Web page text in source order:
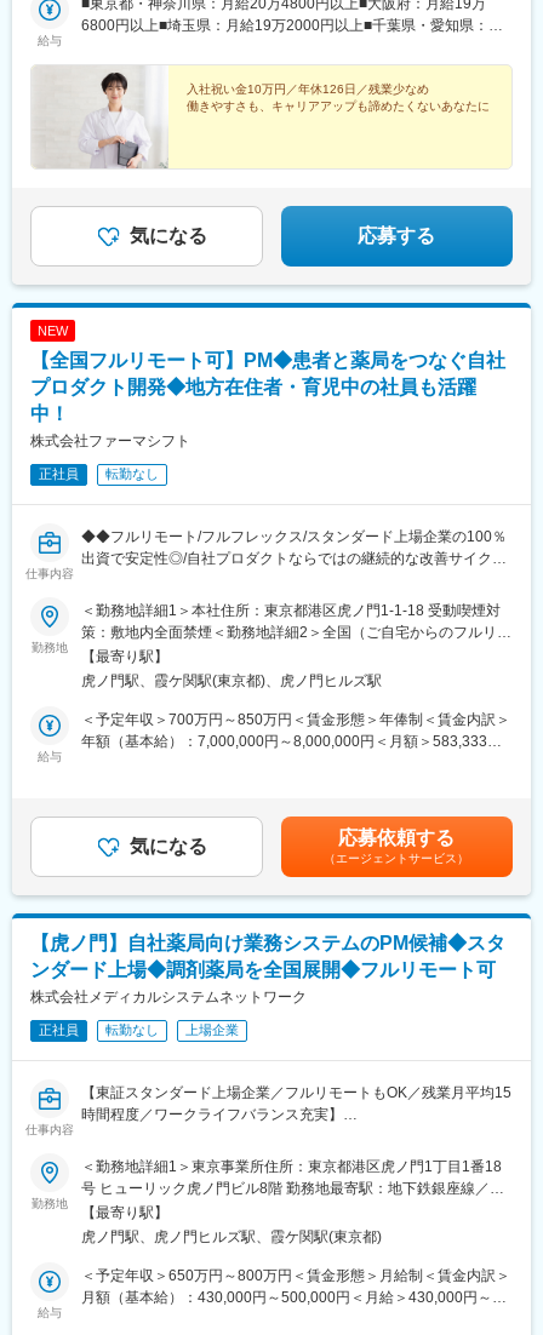
上がる仕組みになっています。
・入社直後～2週間 ： OJT形式で、薬の種類や成分など基礎知識
を身につけます。
・入社2週間～1カ月 ： 先輩社員に同行し、仕事の流れを学びま
す。「会話のコツ」や「商品のご案内方法」といった実践的なス
キルを習得します。
ンに訪問します。
売者資格を取得していただきます。社内の合格率は90％となって
変更の範囲：会社の定める業務
社】東京都千代田区大手町一丁目3番1号 JAビル6階※受動喫煙対
策：あり
駅、住之江公園駅、古市駅(大阪府)、花園町駅、堺東駅、長原駅
(大阪府)、弥刀駅、南栗橋駅、北見駅、鴫野駅、中目黒駅、高輪台
阪府)、今羽駅、水俣駅、公津の杜駅、新検見川駅、平沼橋駅、小
川町駅(埼玉県)、弘明寺駅(京急線)、藤が丘駅(神奈川県)、黒岩
駅、小田急相模原駅、あざみ野駅、東林間駅、菅野駅、海神駅、
高根木戸駅、白井駅、滝不動駅、笹塚駅、兵庫駅、生田駅(神奈川
県)、新居町駅、美濃松山駅、鵜方駅、細畑駅、柳瀬川駅、南浦和
駅、小林駅(兵庫県)、河堀口駅、北戸田駅、太田駅(群馬県)、一ノ
割駅、東海大学前駅、池上駅、西八王子駅、目黒駅、柏木町駅、
久地駅、宿河原駅、湯河原駅、善行駅、駒込駅、みらい平駅、西
鉄平尾駅、中板橋駅、御成門駅、青梅街道駅、御茶ノ水駅、東久
留米駅、東北沢駅、東浦和駅、鉄道博物館駅、越谷レイクタウン
ーランド駅、加太駅(和歌山県)、魚住駅、荒島駅、三鷹駅、西富士
宮駅、三ノ宮駅、厚岸駅、豊科駅、野田市駅、東武動物公園駅、
村上駅(千葉県)、青葉台駅、浦安駅(千葉県)、旗の台駅、戸越駅、
井駅、江田駅(神奈川県)、小平駅、根津駅、千歳烏山駅、荏原中延
駅、田丸駅、大網駅、福島駅(大阪環状線)、五稜郭駅、羽前大山
駅、祖師ケ谷大蔵駅、黒川駅(愛知県)、富良野駅、武佐駅(北海
道)、西大井駅、幡ケ谷駅、土浦駅、つくば駅、信濃吉田駅、岩村
田駅、新鉾田駅、港南台駅、戸塚駅、西九条駅、上新庄駅、江坂
駅、尾崎駅、天神橋筋六丁目駅、東水戸駅、日立駅、南中郷駅、
駅、みつわ台駅、川口元郷駅、塚田駅、相模大野駅、近鉄郡山
駅、大和駅(神奈川県)、八街駅、豊中駅、和泉府中駅、東金駅、林
崎松江海岸駅、学研奈良登美ケ丘駅、東我孫子駅、たまプラーザ
駅、南流山駅、堀切菖蒲園駅、淀駅、石田駅(京都府)、東海学園前
駅、津久野駅、小手指駅、上尾駅、桶川駅、下妻駅、赤塚駅、西
宮北口駅、清水駅(愛知県)、蒔田駅、武蔵溝ノ口駅、大阪上本町
町駅、神奈川駅、美章園駅、深堀町駅、西ケ原駅、萩山駅、新御
茶ノ水駅、池ノ上駅、護国寺駅、神戸駅(兵庫県)、富士宮駅、三宮
駅(神戸新交通)、東葉勝田台駅、荏原町駅、下神明駅、虎ノ門駅、
早稲田駅(都電荒川線)、東大前駅、中延駅、野田駅(阪神線)、相川
駅、豊津駅(大阪府)、中崎町駅、牛込神楽坂駅、大森駅(東京都)、
県)、鰭ケ崎駅、人吉駅、通町筋駅、鎌ケ谷駅、東大手駅、溝の口
駅、四天王寺前夕陽ケ丘駅、今池駅(大阪府)、黄金町駅、東神奈川
駅、杉並町駅、上中里駅、神谷町駅、新小平駅、小川町駅(東京
戸越銀座駅、国会議事堂前駅、新福島駅、江戸川橋駅、久寿川
給与
■東京都・神奈川県：月給20万4800円以上■大阪府：月給19万
6800円以上■埼玉県：月給19万2000円以上■千葉県・愛知県：月
18万7200円以上■静岡県：月給18万4000円以上■三重県：月給18
万2400円以上■茨城県・北海道：月給18万800円以上■群馬県・岐
阜県・長野県：月給17万9200円以上■福岡県：月給17万7600円以
上■山形県・福島県・島根県・香川県・熊本県：月給17万4400円
以上※月給額は地域により異なります
入社祝い金10万円／年休126日／残業少なめ
働きやすさも、キャリアアップも諦めたくないあなたに
気になる 応募する
NEW
【全国フルリモート可】PM◆患者と薬局をつなぐ自社
プロダクト開発◆地方在住者・育児中の社員も活躍
中！
株式会社ファーマシフト
正社員 転勤なし
仕事内容
◆◆フルリモート/フルフレックス/スタンダード上場企業の100％
出資で安定性◎/自社プロダクトならではの継続的な改善サイクル
■概要 ～地方在住者・育児中の社員も活躍中！～
ファーマシフトでは、LINEを活用した「つながる薬局」を中心
に、患者と薬局をつなぐ医療プラットフォームの開発・運営を行
っています。
本ポジションでは、開発現場に近い立場で、プロジェクトを着実
に前へ進めるミドルPMとしての役割を期待しています。
親会社 メディカルシステムネットワークでは、「なの花薬局」チ
ェーンを運営しており、利用者の声がダイレクトに感じられる環
■事業概要
「すべての人が健康を自ら選択できる社会」の実現を目指し、患
者と薬局のコミュニケーションを支援するデジタル医療プラット
り便利にするためのサービスです。2026年6月現在、友だち登録
者数は220万人を突破。より多くの患者・薬局に利用されるサー
ビスへと成長を続けています。
■業務内容
・PdM、エンジニア、QA、セールス、CSなど関係者との調整
の落とし込み
・進行管理、スケジュール管理、マイルストーン管理
・障害、不具合、仕様確認等に関する関係者調整
・開発プロセス、チケット管理、リリース運用等の継続的な改善
■開発体制
14名（協力会社含む）の開発チームです。内製化を進めており、
アジャイルで開発を進めています。
勤務地
＜勤務地詳細1＞本社住所：東京都港区虎ノ門1-1-18 受動喫煙対
策：敷地内全面禁煙＜勤務地詳細2＞全国（ご自宅からのフルリモ
ート中心）住所：東京都 受動喫煙対策：敷地内全面禁煙変更の範
囲：会社の定める事業所（リモートワーク含む）
【最寄り駅】
虎ノ門駅、霞ケ関駅(東京都)、虎ノ門ヒルズ駅
給与
＜予定年収＞700万円～850万円＜賃金形態＞年俸制＜賃金内訳＞
年額（基本給）：7,000,000円～8,000,000円＜月額＞583,333円
あります。月給(月額)は固定手当を含めた表記です。
気になる 応募依頼する
（エージェントサービス）
【虎ノ門】自社薬局向け業務システムのPM候補◆スタ
ンダード上場◆調剤薬局を全国展開◆フルリモート可
株式会社メディカルシステムネットワーク
正社員 転勤なし 上場企業
仕事内容
【東証スタンダード上場企業／フルリモートもOK／残業月平均15
時間程度／ワークライフバランス充実】
■業務概要：
「なの花薬局」チェーンの運営・同社グループや加盟登録してい
る一般保険薬局等の医療機関に対し、医薬品調達から薬剤師研修
までの保険薬局運営支援サービスを提供する当社で、プロジェク
トマネージャー業務をお任せします。
＜具体的に＞
システムの開発、業務システム導入、薬局業務で利用するシステ
勤務地
＜勤務地詳細1＞東京事業所住所：東京都港区虎ノ門1丁目1番18
号 ヒューリック虎ノ門ビル8階 勤務地最寄駅：地下鉄銀座線／虎
ノ門駅受動喫煙対策：屋内全面禁煙＜勤務地詳細2＞全国（ご自宅
からのフルリモート中心）住所：支社・支店／全国各地 受動喫煙
トワーク含む）
【最寄り駅】
虎ノ門駅、虎ノ門ヒルズ駅、霞ケ関駅(東京都)
給与
＜予定年収＞650万円～800万円＜賃金形態＞月給制＜賃金内訳＞
月額（基本給）：430,000円～500,000円＜月給＞430,000円～